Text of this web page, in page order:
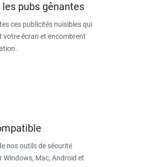
les pubs gênantes
ces publicités nuisibles qui
votre écran et encombrent
nos outils de sécurité
Windows, Mac, Android et